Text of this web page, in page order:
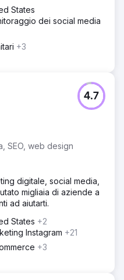
States
dei social media
+3
SEO, web design
4.7
digitale, social media,
migliaia di aziende a
ad aiutarti.
States +2
Instagram +21
+3